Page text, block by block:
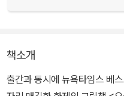
책소개
출간과 동시에 뉴욕타임스 베